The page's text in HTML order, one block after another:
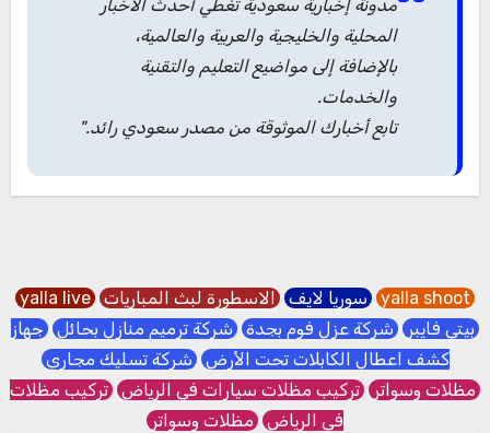
مدونة إخبارية سعودية تغطي أحدث الأخبار
المحلية والخليجية والعربية والعالمية،
بالإضافة إلى مواضيع التعليم والتقنية
والخدمات.
تابع أخبارك الموثوقة من مصدر سعودي رائد."
yalla shoot سوريا لايف الاسطورة لبث المباريات yalla live
بيتي فايبر شركة عزل فوم بجدة شركة ترميم منازل بحائل جهاز
كشف اعطال الكابلات تحت الأرض شركة تسليك مجاري
مظلات وسواتر تركيب مظلات سيارات في الرياض تركيب مظلات
في الرياض مظلات وسواتر